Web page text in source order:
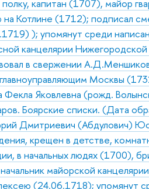
капитан (1707), майор
Котлине (1712); подписал
); упомянут среди
канцелярии Нижегородской
в свержении
Москвы
Яковлевна (рожд.
Боярские списки. (Дата
Дмитриевич (Абдулович)
крещен в детстве,
в начальных людях (1700),
майорской
(24.06.1718); упомянут